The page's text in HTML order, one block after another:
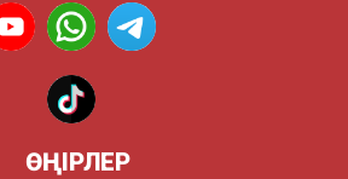
ӨҢІРЛЕР